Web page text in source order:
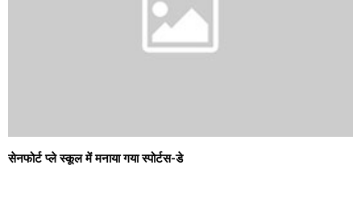
सेनफोर्ट प्ले स्कूल में मनाया गया स्पोर्टस-डे